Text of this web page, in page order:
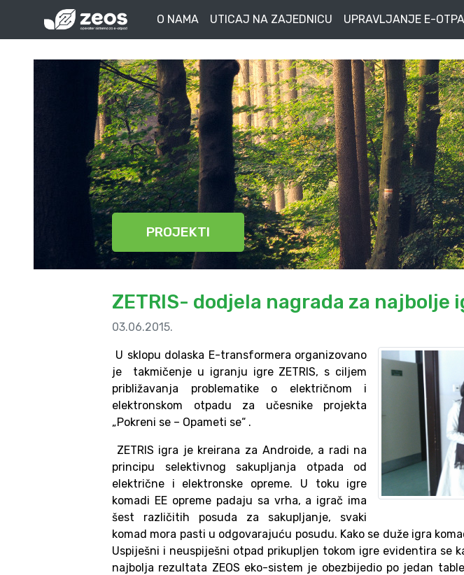
O NAMA UTICAJ NA ZAJEDNICU UPRAVLJANJE E-
PROJEKTI
ZETRIS- dodjela nagrada za najbolje
03.06.2015.
U sklopu dolaska E-transformera organizovano
je takmičenje u igranju igre ZETRIS, s ciljem
približavanja problematike o električnom i
elektronskom otpadu za učesnike projekta
„Pokreni se – Opameti se“ .
ZETRIS igra je kreirana za Androide, a radi na
principu selektivnog sakupljanja otpada od
električne i elektronske opreme. U toku igre
komadi EE opreme padaju sa vrha, a igrač ima
šest različitih posuda za sakupljanje, svaki
komad mora pasti u odgovarajuću posudu. Kako se duže igra
Uspiješni i neuspiješni otpad prikupljen tokom igre evidentira se
najbolja rezultata ZEOS eko-sistem je obezbijedio po jedan